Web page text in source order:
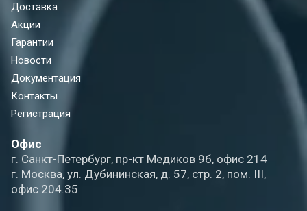
Доставка
Акции
Гарантии
Новости
Документация
Контакты
Регистрация
Офис
г. Санкт-Петербург, пр-кт Медиков 9б, офис 214
г. Москва, ул. Дубининская, д. 57, стр. 2, пом. III,
офис 204.35